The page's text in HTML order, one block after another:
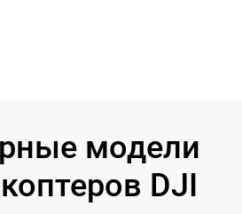
модели
DJI